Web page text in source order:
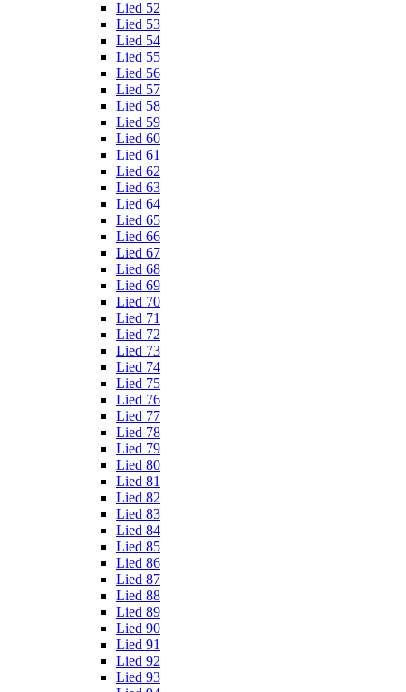
Lied 52
Lied 53
Lied 54
Lied 55
Lied 56
Lied 57
Lied 58
Lied 59
Lied 60
Lied 61
Lied 62
Lied 63
Lied 64
Lied 65
Lied 66
Lied 67
Lied 68
Lied 69
Lied 70
Lied 71
Lied 72
Lied 73
Lied 74
Lied 75
Lied 76
Lied 77
Lied 78
Lied 79
Lied 80
Lied 81
Lied 82
Lied 83
Lied 84
Lied 85
Lied 86
Lied 87
Lied 88
Lied 89
Lied 90
Lied 91
Lied 92
Lied 93